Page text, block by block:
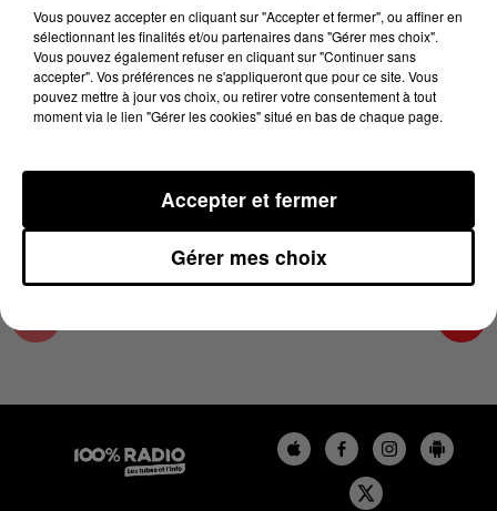
8 juin 2025 - 1 min 14 sec
L'AGENDA DU SUD TARN DU 08/06/2025 À
07H44
L'AGENDA DU SUD TARN
Vous pouvez accepter en cliquant sur "Accepter et fermer", ou affiner en
sélectionnant les finalités et/ou partenaires dans "Gérer mes choix".
Vous pouvez également refuser en cliquant sur "Continuer sans
accepter". Vos préférences ne s'appliqueront que pour ce site. Vous
pouvez mettre à jour vos choix, ou retirer votre consentement à tout
moment via le lien "Gérer les cookies" situé en bas de chaque page.
Gérer mes choix
Accepter et fermer